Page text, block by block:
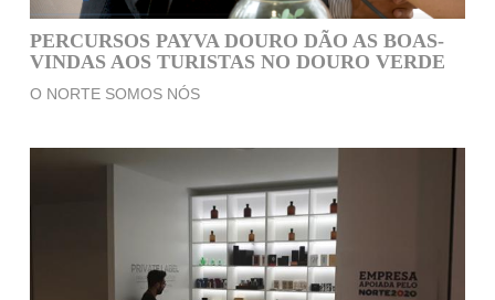
PERCURSOS PAYVA DOURO DÃO AS BOAS-
VINDAS AOS TURISTAS NO DOURO VERDE
O NORTE SOMOS NÓS